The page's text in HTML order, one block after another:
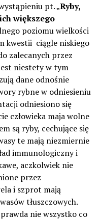
pt. „Ryby,
większego
poziomu wielkości
kwestii ciągle niskiego
zalecanych przez
niestety w tym
dane odnośnie
rybne w odniesieniu
odniesiono się
człowieka maja wolne
są ryby, cechujące się
te mają niezmiernie
immunologiczny i
aczkolwiek nie
przez
i szprot mają
tłuszczowych.
nie wszystko co